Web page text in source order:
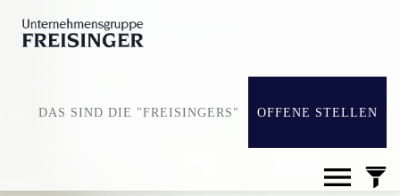
DAS SIND DIE "FREISINGERS" OFFENE STELLEN